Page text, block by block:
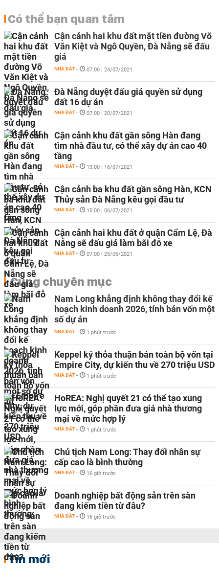
Có thể bạn quan tâm
Cận cảnh hai khu đất mặt tiền đường Võ
Văn Kiệt và Ngô Quyền, Đà Nẵng sẽ đấu
giá
NHÀ ĐẤT - 07:00 | 24/07/2021
Đà Nẵng duyệt đấu giá quyền sử dụng
đất 16 dự án
NHÀ ĐẤT - 07:00 | 20/07/2021
Cận cảnh khu đất gần sông Hàn đang
tìm nhà đầu tư, có thể xây dự án cao 40
tầng
NHÀ ĐẤT - 13:00 | 16/07/2021
Cận cảnh ba khu đất gần sông Hàn, KCN
Thủy sản Đà Nẵng kêu gọi đầu tư
NHÀ ĐẤT - 15:00 | 06/07/2021
Cận cảnh hai khu đất ở quận Cẩm Lệ, Đà
Nẵng sẽ đấu giá làm bãi đỗ xe
NHÀ ĐẤT - 07:00 | 25/06/2021
Cùng chuyên mục
Nam Long khẳng định không thay đổi kế
hoạch kinh doanh 2026, tính bán vốn một
số dự án
NHÀ ĐẤT - 1 phút trước
Keppel ký thỏa thuận bán toàn bộ vốn tại
Empire City, dự kiến thu về 270 triệu USD
NHÀ ĐẤT - 1 phút trước
HoREA: Nghị quyết 21 có thể tạo xung
lực mới, góp phần đưa giá nhà thương
mại về mức hợp lý
NHÀ ĐẤT - 1 phút trước
Chủ tịch Nam Long: Thay đổi nhân sự
cấp cao là bình thường
NHÀ ĐẤT - 16 giờ trước
Doanh nghiệp bất động sản trên sàn
đang kiếm tiền từ đâu?
NHÀ ĐẤT - 16 giờ trước
Tin mới